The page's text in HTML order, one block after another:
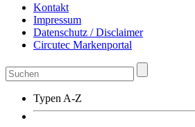
Kontakt
Impressum
Datenschutz / Disclaimer
Circutec Markenportal
Typen A-Z